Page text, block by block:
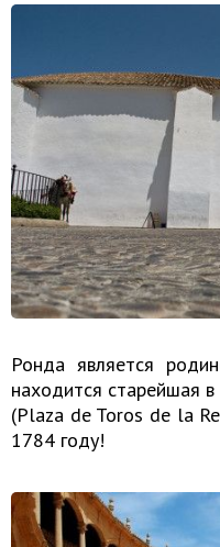
Ронда является
находится старейшая
(Plaza de Toros de la
1784 году!